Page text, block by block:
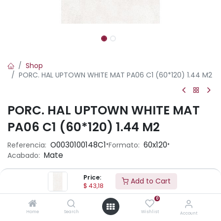
Price:
$ 43,18 Add to Cart
Home Search
0
Wishlist Account
Shop
PORC. HAL UPTOWN WHITE MAT PA06 C1 (60*120) 1.44 M2
PORC. HAL UPTOWN WHITE MAT
PA06 C1 (60*120) 1.44 M2
Referencia: O0030100148C1•Formato: 60x120•
Acabado: Mate